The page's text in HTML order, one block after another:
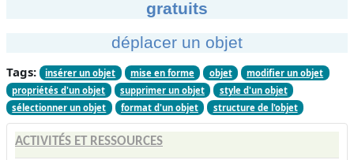
gratuits
déplacer un objet
Tags: insérer un objet mise en forme objet
modifier un objet
propriétés d'un objet
supprimer un objet
style d'un objet
sélectionner un objet
format d'un objet structure de l'objet
ACTIVITÉS ET RESSOURCES